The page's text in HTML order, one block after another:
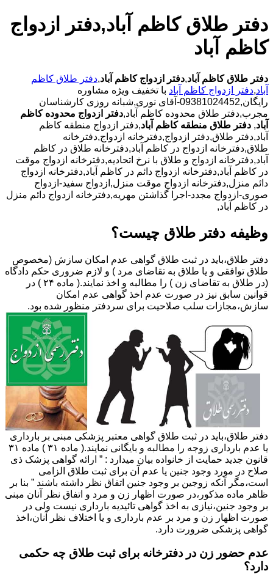
دفتر طلاق کاظم آباد,دفتر ازدواج
کاظم آباد
دفتر طلاق کاظم آباد,دفتر ازدواج کاظم آباد,دفتر طلاق کاظم
آباد,دفتر ازدواج کاظم آباد با تخفیف ویژه مشاوره
رایگان,09381024452-آقای نوری,شبانه روزی کارشناسان
مجرب,دفتر طلاق محدوده کاظم آباد,دفتر ازدواج محدوده کاظم
آباد, دفتر طلاق منطقه کاظم آباد,دفتر ازدواج منطقه کاظم
آباد,دفتر طلاق,دفتر ازدواج,دفترخانه ازدواج,دفترخانه
طلاق,دفترخانه ازدواج در کاظم آباد,دفترخانه طلاق در کاظم
آباد,دفترخانه ازدواج و طلاق با نرخ اتحادیه,دفترخانه ازدواج موقت
در کاظم آباد,دفترخانه ازدواج دائم در کاظم آباد,دفترخانه ازدواج
دائم منزل,دفترخانه ازدواج موقت منزل,ازدواج سفید-ازدواج
صوری-ازدواج مجدد-اجرا گذاشتن مهریه,دفترخانه ازدواج دائم منزل
در کاظم آباد,
وظیفه دفتر طلاق چیست؟
دفتر طلاق،باید در ثبت طلاق گواهی عدم امکان سازش (مخصوص
طلاق توافقی و یا طلاق به تقاضای مرد ) و لازم ضروری حکم دادگاه
(در طلاق به تقاضای زن ) را مطالبه و اخذ نمایند.( ماده ۲۴ ) در
قوانین سابق نیز در صورت عدم اخذ گواهی عدم امکان
سازش،مجازات سلب صلاحیت برای سردفتر منظور شده بود.
دفتر طلاق،باید در ثبت طلاق گواهی معتبر پزشکی مبنی بر بارداری
یا عدم بارداری زوجه را مطالبه و بایگانی نمایند.( ماده ۳۱ ) ماده ۳۱
قانون جدید حمایت از خانواده بیان میدارد : ” ارائه گواهی پزشک ذی
صلاح در مورد وجود جنین یا عدم آن برای ثبت طلاق الزامی
است،مگر آنکه زوجین بر وجود جنین اتفاق نظر داشته باشند ” بنا بر
ظاهر ماده مذکور،در صورت اظهار زن و مرد و اتفاق نظر آنان مبنی
بر وجود جنین،نیازی به اخذ گواهی تائیدیه بارداری نیست ولی در
صورت اظهار زن و مرد بر عدم بارداری و یا اختلاف نظر آنان،اخذ
گواهی پزشکی ضرورت دارد.
عدم حضور زن در دفترخانه برای ثبت طلاق چه حکمی
دارد؟